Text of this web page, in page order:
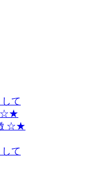
て
☆★
☆★
て